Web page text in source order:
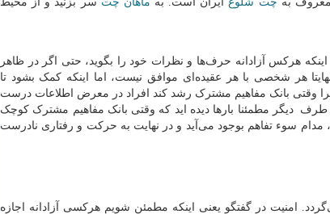
هرکس آزادانه حرف‌ها و نظرات خود را بگوید، حتی اگر در ظاهر
هر شخصی با هر عقیده‌ای موافق نیست، اما اینکه کمک بشود تا
وقتی بانک مفاهیم مشترک رشد کند افراد در معرض اطلاعات درست
طرف دیگر مطمئنا بارها دیده اید که وقتی بانک مفاهیم مشترک کوچک
مدام سوء تفاهم بوجود می‌آید و در نهایت به حرکت و رفتاری نادرست
امنیت در گفتگو یعنی اینکه مطمئن شویم هرکسی آزادانه اجازه